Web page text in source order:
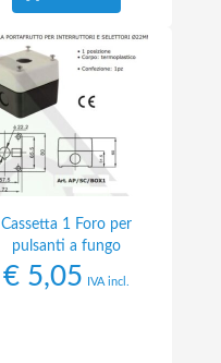
Cassetta 1 Foro per
pulsanti a fungo
€ 5,05 IVA incl.